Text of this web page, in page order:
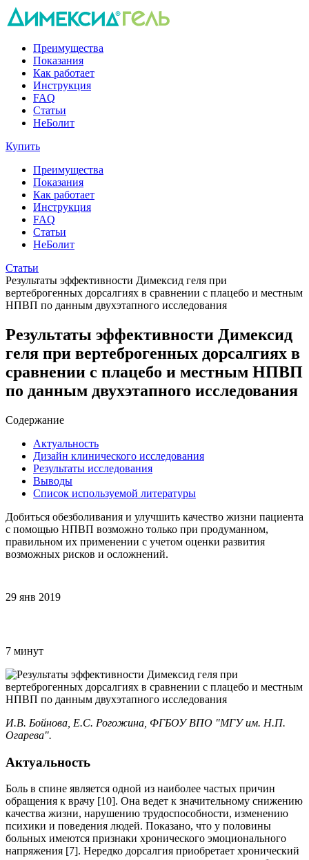
Преимущества
Показания
Как работает
Инструкция
FAQ
Статьи
НеБолит
Купить
Преимущества
Показания
Как работает
Инструкция
FAQ
Статьи
НеБолит
Статьи
Результаты эффективности Димексид геля при
вертеброгенных дорсалгиях в сравнении с плацебо и местным
НПВП по данным двухэтапного исследования
Результаты эффективности Димексид
геля при вертеброгенных дорсалгиях в
сравнении с плацебо и местным НПВП
по данным двухэтапного исследования
Содержание
Актуальность
Дизайн клинического исследования
Результаты исследования
Выводы
Список используемой литературы
Добиться обезболивания и улучшить качество жизни пациента
с помощью НПВП возможно только при продуманном,
правильном их применении с учетом оценки развития
возможных рисков и осложнений.
29 янв 2019
7 минут
И.В. Бойнова, Е.С. Рогожина, ФГБОУ ВПО "МГУ им. Н.П.
Огарева".
Актуальность
Боль в спине является одной из наиболее частых причин
обращения к врачу [10]. Она ведет к значительному снижению
качества жизни, нарушению трудоспособности, изменению
психики и поведения людей. Показано, что у половины
больных имеются признаки хронического эмоционального
напряжения [7]. Нередко дорсалгия приобретает хронический